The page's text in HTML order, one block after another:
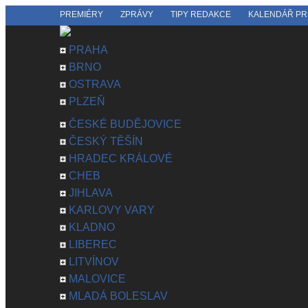
PREMIÉRY ZPRÁVY TIPY REDAKCE KALENDÁŘ
PRAHA
BRNO
OSTRAVA
PLZEŇ
ČESKÉ BUDĚJOVICE
ČESKÝ TĚŠÍN
HRADEC KRÁLOVÉ
CHEB
JIHLAVA
KARLOVY VARY
KLADNO
LIBEREC
LITVÍNOV
MALOVICE
MLADÁ BOLESLAV